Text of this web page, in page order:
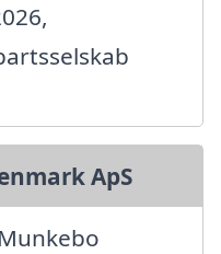
ApS